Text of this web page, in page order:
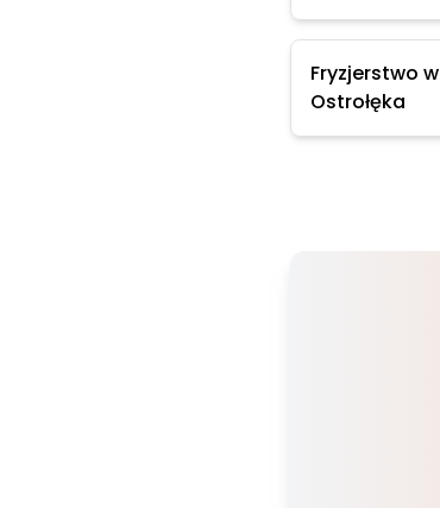
Fryzjerstwo w
Ostrołęka